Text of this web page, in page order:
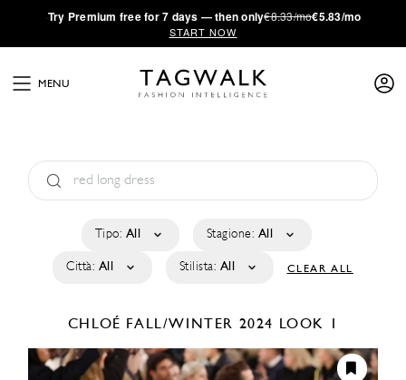
·Try Premium free for 7 days — then only€8.33/mo€5.83/mo
START NOW
MENU
Tipo: All Stagione: All
Città: All Stilista: All CLEAR ALL
CHLOÉ FALL/WINTER 2024 LOOK 1